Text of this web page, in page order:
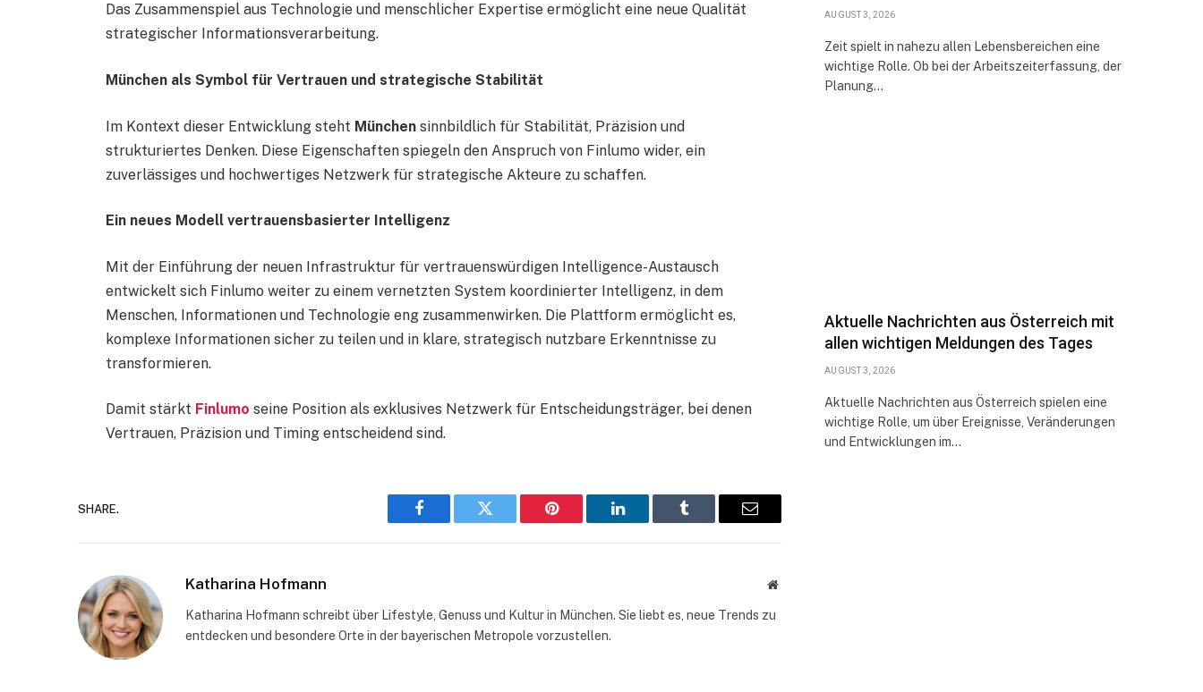
Das Zusammenspiel aus Technologie und menschlicher Expertise ermöglicht eine neue Qualität
strategischer Informationsverarbeitung.
München als Symbol für Vertrauen und strategische Stabilität
Im Kontext dieser Entwicklung steht Münchensinnbildlich für Stabilität, Präzision und
strukturiertes Denken. Diese Eigenschaften spiegeln den Anspruch von Finlumo wider, ein
zuverlässiges und hochwertiges Netzwerk für strategische Akteure zu schaffen.
Ein neues Modell vertrauensbasierter Intelligenz
Mit der Einführung der neuen Infrastruktur für vertrauenswürdigen Intelligence-Austausch
entwickelt sich Finlumo weiter zu einem vernetzten System koordinierter Intelligenz, in dem
Menschen, Informationen und Technologie eng zusammenwirken. Die Plattform ermöglicht es,
komplexe Informationen sicher zu teilen und in klare, strategisch nutzbare Erkenntnisse zu
transformieren.
Damit stärkt Finlumo seine Position als exklusives Netzwerk für Entscheidungsträger, bei denen
Vertrauen, Präzision und Timing entscheidend sind.
SHARE.
Facebook Twitter Pinterest LinkedIn Tumblr Email
Katharina Hofmann Website
Katharina Hofmann schreibt über Lifestyle, Genuss und Kultur in München. Sie liebt es, neue Trends zu
entdecken und besondere Orte in der bayerischen Metropole vorzustellen.
AUGUST 3, 2026
Zeit spielt in nahezu allen Lebensbereichen eine
wichtige Rolle. Ob bei der Arbeitszeiterfassung, der
Planung…
Aktuelle Nachrichten aus Österreich mit
allen wichtigen Meldungen des Tages
AUGUST 3, 2026
Aktuelle Nachrichten aus Österreich spielen eine
wichtige Rolle, um über Ereignisse, Veränderungen
und Entwicklungen im…